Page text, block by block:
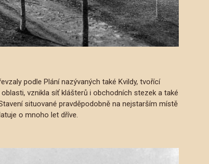
podle Plání nazývaných také Kvildy, tvořící
vznikla síť klášterů i obchodních stezek a také
situované pravděpodobně na nejstarším místě
o mnoho let dříve.